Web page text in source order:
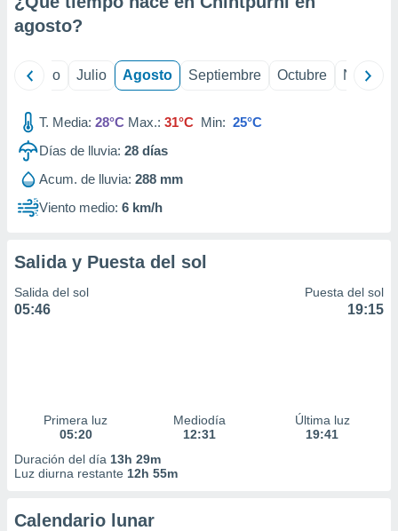
e
publicidad
publicidad
de
agosto?
Junio Julio Agosto Septiembre Octubre
T. Media: 28°C Max.: 31°C Min: 25°C
Días de lluvia: 28 días
Acum. de lluvia: 288 mm
Viento medio: 6 km/h
Salida y Puesta del sol
Salida del sol
05:46
Puesta del sol
19:15
Primera luz
05:20
Mediodía
12:31
Última luz
19:41
Duración del día 13h 29m
Luz diurna restante 12h 55m
Calendario lunar